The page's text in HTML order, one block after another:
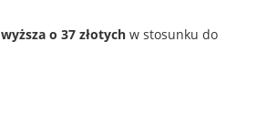
wyższa o 37 złotych w stosunku do